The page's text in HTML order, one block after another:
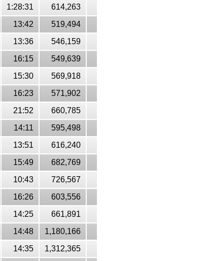
1:28:31
614,263
13:42
519,494
13:36
546,159
16:15
549,639
15:30
569,918
16:23
571,902
21:52
660,785
14:11
595,498
13:51
616,240
15:49
682,769
10:43
726,567
16:26
603,556
14:25
661,891
14:48
1,180,166
14:35
1,312,365